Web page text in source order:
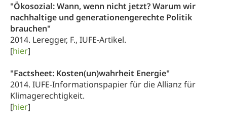
"Ökosozial: Wann, wenn nicht jetzt? Warum wir
nachhaltige und generationengerechte Politik
brauchen"
2014. Leregger, F., IUFE-Artikel.
[hier]
"Factsheet: Kosten(un)wahrheit Energie"
2014. IUFE-Informationspapier für die Allianz für
Klimagerechtigkeit.
[hier]